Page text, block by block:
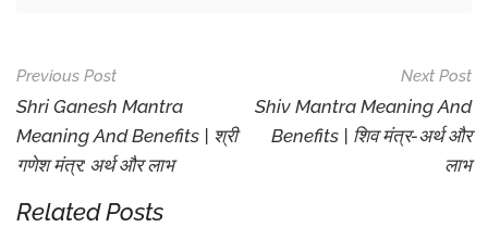
Post
Navigation
Previous Post
Shri Ganesh Mantra
Meaning And Benefits | श्री
गणेश मंत्र: अर्थ और लाभ
Next Post
Shiv Mantra Meaning And
Benefits | शिव मंत्र-अर्थ और
लाभ
Related Posts